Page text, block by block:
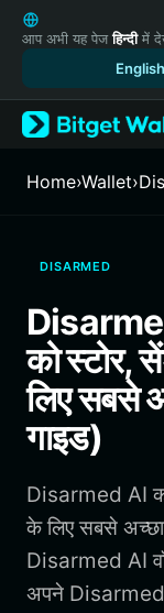
English
日本語
Русский
Español
Türkçe
Italiano
繁體中文
Português (Portugal)
Bahasa Indonesia
ภาษาไทย
हिन्दी
Español
Português (Brasil)
Español (Argentina)
आप अभी यह पेजहिन्दीमें
English
Home›Wallet›
DISARMED
को स्टोर,
लिए सबसे
गाइड)
Disarmed AI
के लिए सबसे
Disarmed AI
अपने Disarmed